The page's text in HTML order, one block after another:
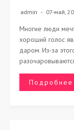
admin 07-май,
Многие люди
хороший голос
даром. Из-за
Подробнее